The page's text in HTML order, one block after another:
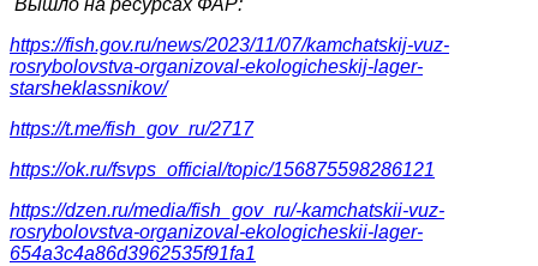
Вышло на ресурсах ФАР:
https://fish.gov.ru/news/2023/11/07/kamchatskij-vuz-
rosrybolovstva-organizoval-ekologicheskij-lager-
starsheklassnikov/
https://t.me/fish_gov_ru/2717
https://ok.ru/fsvps_official/topic/156875598286121
https://dzen.ru/media/fish_gov_ru/-kamchatskii-vuz-
rosrybolovstva-organizoval-ekologicheskii-lager-
654a3c4a86d3962535f91fa1